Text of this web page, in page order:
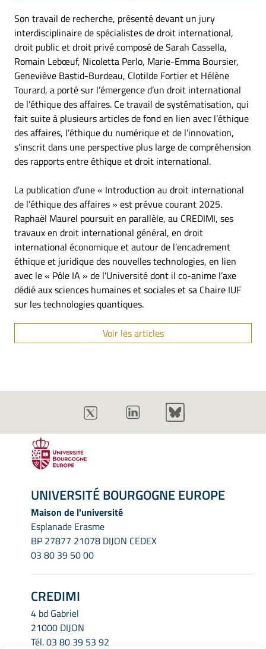
Son travail de recherche, présenté devant un jury
interdisciplinaire de spécialistes de droit international,
droit public et droit privé composé de Sarah Cassella,
Romain Lebœuf, Nicoletta Perlo, Marie-Emma Boursier,
Geneviève Bastid-Burdeau, Clotilde Fortier et Hélène
Tourard, a porté sur l’émergence d’un droit international
de l’éthique des affaires. Ce travail de systématisation, qui
fait suite à plusieurs articles de fond en lien avec l’éthique
des affaires, l’éthique du numérique et de l’innovation,
s’inscrit dans une perspective plus large de compréhension
des rapports entre éthique et droit international.
La publication d’une « Introduction au droit international
de l’éthique des affaires » est prévue courant 2025.
Raphaël Maurel poursuit en parallèle, au CREDIMI, ses
travaux en droit international général, en droit
international économique et autour de l’encadrement
éthique et juridique des nouvelles technologies, en lien
avec le « Pôle IA » de l’Université dont il co-anime l’axe
dédié aux sciences humaines et sociales et sa Chaire IUF
sur les technologies quantiques.
Voir les articles
UNIVERSITÉ BOURGOGNE EUROPE
Maison de l'université
Esplanade Erasme
BP 27877 21078 DIJON CEDEX
03 80 39 50 00
CREDIMI
4 bd Gabriel
21000 DIJON
Tél.03 80 39 53 92